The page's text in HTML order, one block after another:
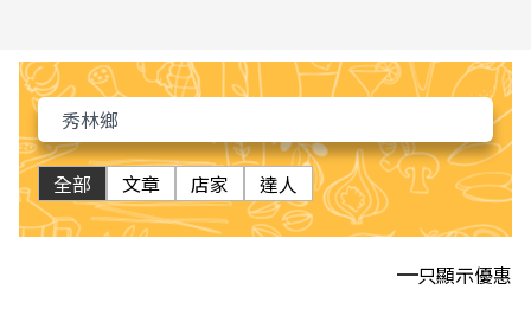
全部 文章 店家 達人
只顯示優惠